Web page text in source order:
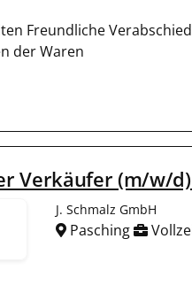
Freundliche
der Waren
Verkäufer (m/w/
J. Schmalz GmbH
Pasching